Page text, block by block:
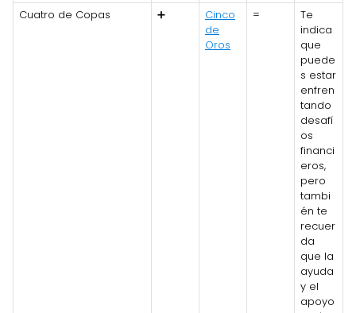
Cuatro de Copas
➕
Cinco
de
Oros
=
Te
indica
que
puede
s estar
enfren
tando
desafí
os
financi
eros,
pero
tambi
én te
recuer
da
que la
ayuda
y el
apoyo